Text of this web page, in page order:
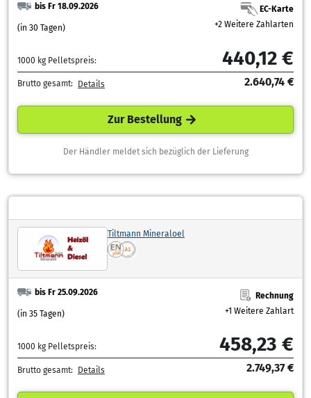
bis Fr 18.09.2026
(in 30 Tagen)
EC-Karte
+2 Weitere Zahlarten
1000 kg Pelletspreis: 440,12 €
Brutto gesamt: Details 2.640,74 €
Zur Bestellung
Der Händler meldet sich bezüglich der Lieferung
Tiltmann Mineraloel
bis Fr 25.09.2026
(in 35 Tagen)
Rechnung
+1 Weitere Zahlart
1000 kg Pelletspreis: 458,23 €
Brutto gesamt: Details 2.749,37 €